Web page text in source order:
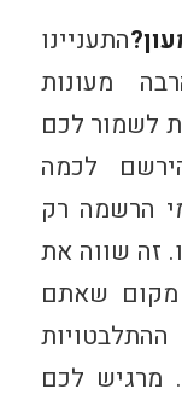
?התעניינו
מעונות
לשמור לכם
לכמה
הרשמה רק
זה שווה את
שאתם
מרגיש לכם